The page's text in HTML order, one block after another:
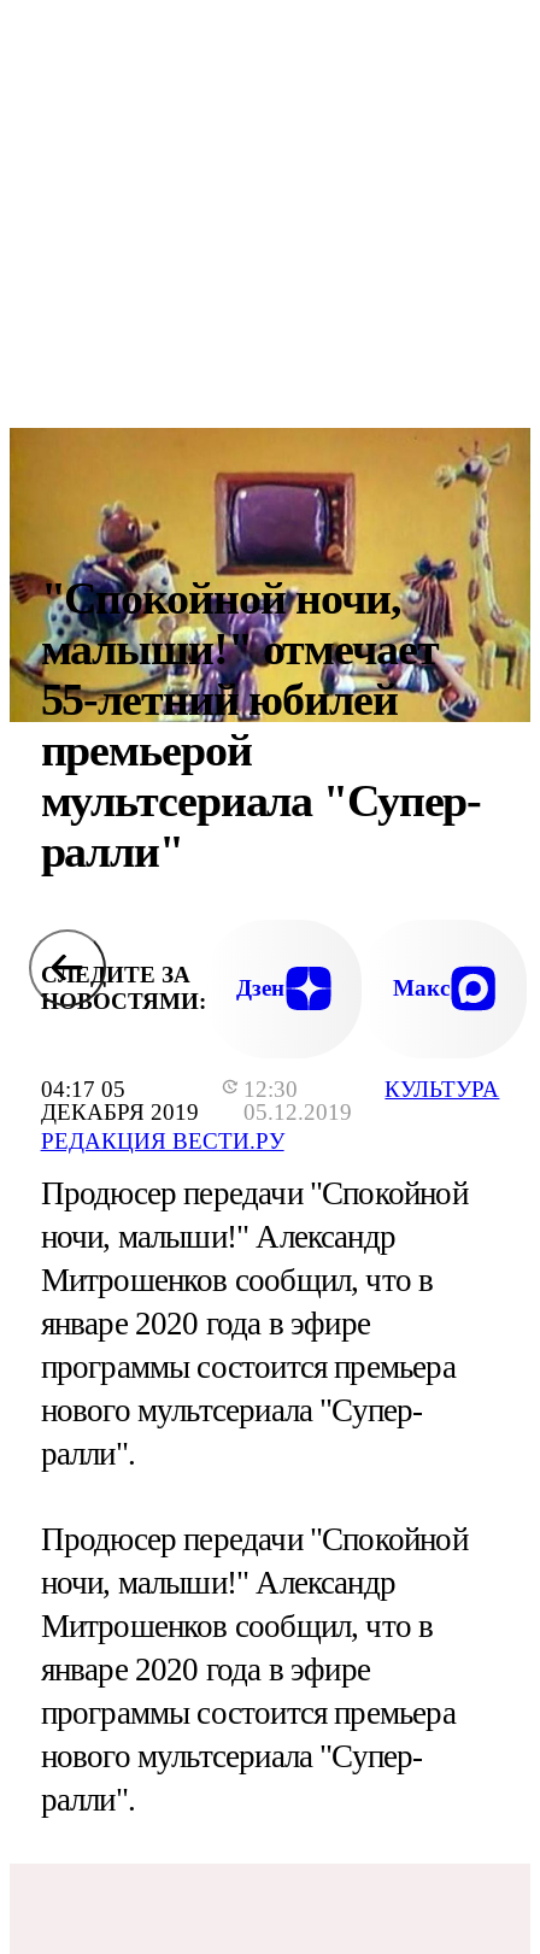
04:17 05
ДЕКАБРЯ 2019
12:30
05.12.2019
РЕДАКЦИЯ ВЕСТИ.РУ
КУЛЬТУРА
"Спокойной ночи,
малыши!" отмечает
55-летний юбилей
премьерой
мультсериала "Супер-
ралли"
СЛЕДИТЕ ЗА
НОВОСТЯМИ:
Дзен Макс
Продюсер передачи "Спокойной
ночи, малыши!" Александр
Митрошенков сообщил, что в
январе 2020 года в эфире
программы состоится премьера
нового мультсериала "Супер-
ралли".
Продюсер передачи "Спокойной
ночи, малыши!" Александр
Митрошенков сообщил, что в
январе 2020 года в эфире
программы состоится премьера
нового мультсериала "Супер-
ралли".